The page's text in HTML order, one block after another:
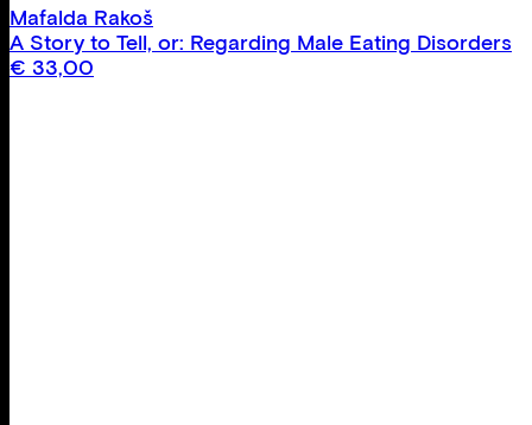
Mafalda Rakoš
A Story to Tell, or: Regarding Male Eating Disorders
€ 33,00